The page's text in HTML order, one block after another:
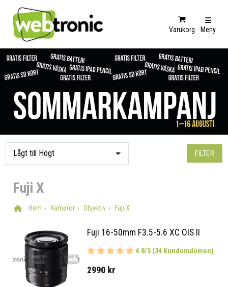
Varukorg Meny
FILTER
Fuji X
Hem Kameror Objektiv Fuji X
Fuji 16-50mm F3.5-5.6 XC OIS II
4.8/5 (34 Kundomdömen)
2990 kr